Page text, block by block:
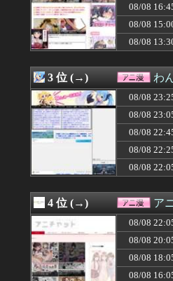
08/08 21:29
ラノベ
08/08 21:28
【フル
08/08 21:26
【衝撃
08/08 21:25
【悲報
08/08 21:05
【悲報
08/08 21:05
ドワン
08/08 21:04
【動画
08/08 21:02
【元祖
08/08 21:00
【仮面
08/08 21:00
【シャ
08/08 21:00
ガキ「
【画像
08/08 20:30
【画像
08/08 20:21
知的障
08/08 20:18
【朗報
08/08 20:14
ガンダ
08/08 20:10
【朗報
08/08 20:05
【エロ
08/08 20:04
【朗報
08/08 20:02
【Gジェ
08/08
08/08
08/08
3 位 (→) わ
08/08
08/08
08/08
08/08
08/08
4 位 (→) ア
08/08
08/08
08/08
08/08